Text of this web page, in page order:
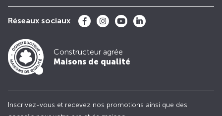
Réseaux sociaux
Constructeur agrée
Maisons de qualité
Inscrivez-vous et recevez nos promotions ainsi que des